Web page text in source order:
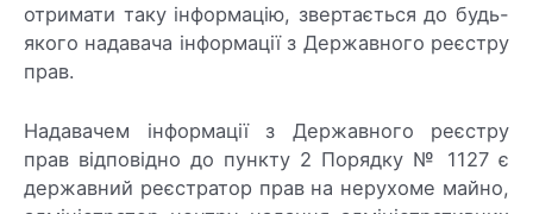
отримати таку інформацію, звертається до будь-
якого надавача інформації з Державного реєстру
прав.
Надавачем інформації з Державного реєстру
прав відповідно до пункту 2 Порядку № 1127 є
державний реєстратор прав на нерухоме майно,